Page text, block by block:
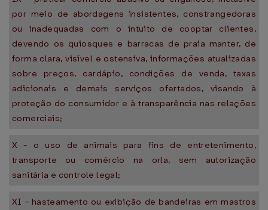
por meio de abordagens insistentes, constrangedoras
ou inadequadas com o intuito de cooptar clientes,
devendo os quiosques e barracas de praia manter, de
forma clara, visível e ostensiva, informações atualizadas
sobre preços, cardápio, condições de venda, taxas
adicionais e demais serviços ofertados, visando à
proteção do consumidor e à transparência nas relações
comerciais;
X - o uso de animais para fins de entretenimento,
transporte ou comércio na orla, sem autorização
sanitária e controle legal;
XI - hasteamento ou exibição de bandeiras em mastros